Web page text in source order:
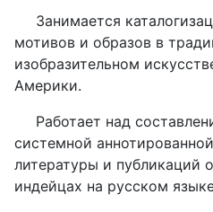
Занимается
мотивов и образов в
изобразительном
Америки.
Работает над
системной
литературы и публикаций
индейцах на русском